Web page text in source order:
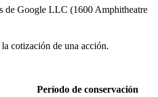
de Google LLC (1600 Amphitheatre
cotización de una acción.
Período de conservación